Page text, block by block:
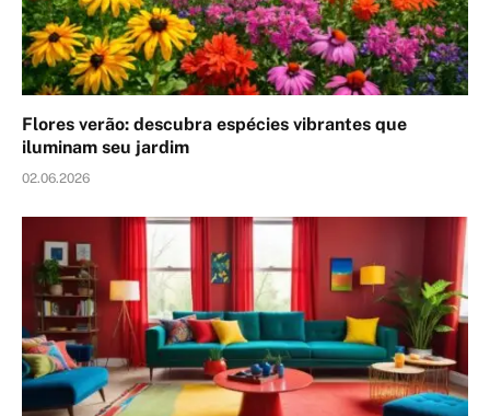
Flores verão: descubra espécies vibrantes que
iluminam seu jardim
02.06.2026